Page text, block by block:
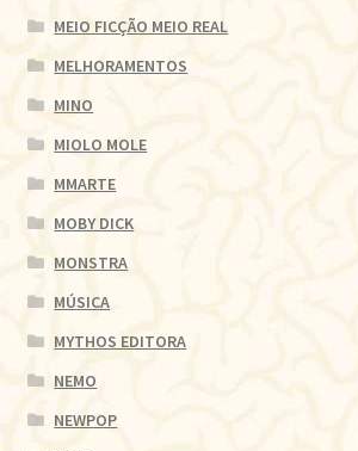
MEIO FICÇÃO MEIO REAL
MELHORAMENTOS
MINO
MIOLO MOLE
MMARTE
MOBY DICK
MONSTRA
MÚSICA
MYTHOS EDITORA
NEMO
NEWPOP